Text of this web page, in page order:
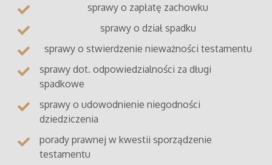
sprawy o zapłatę zachowku
sprawy o dział spadku
sprawy o stwierdzenie nieważności testamentu
sprawy dot. odpowiedzialności za długi
spadkowe
sprawy o udowodnienie niegodności
dziedziczenia
porady prawnej w kwestii sporządzenie
testamentu